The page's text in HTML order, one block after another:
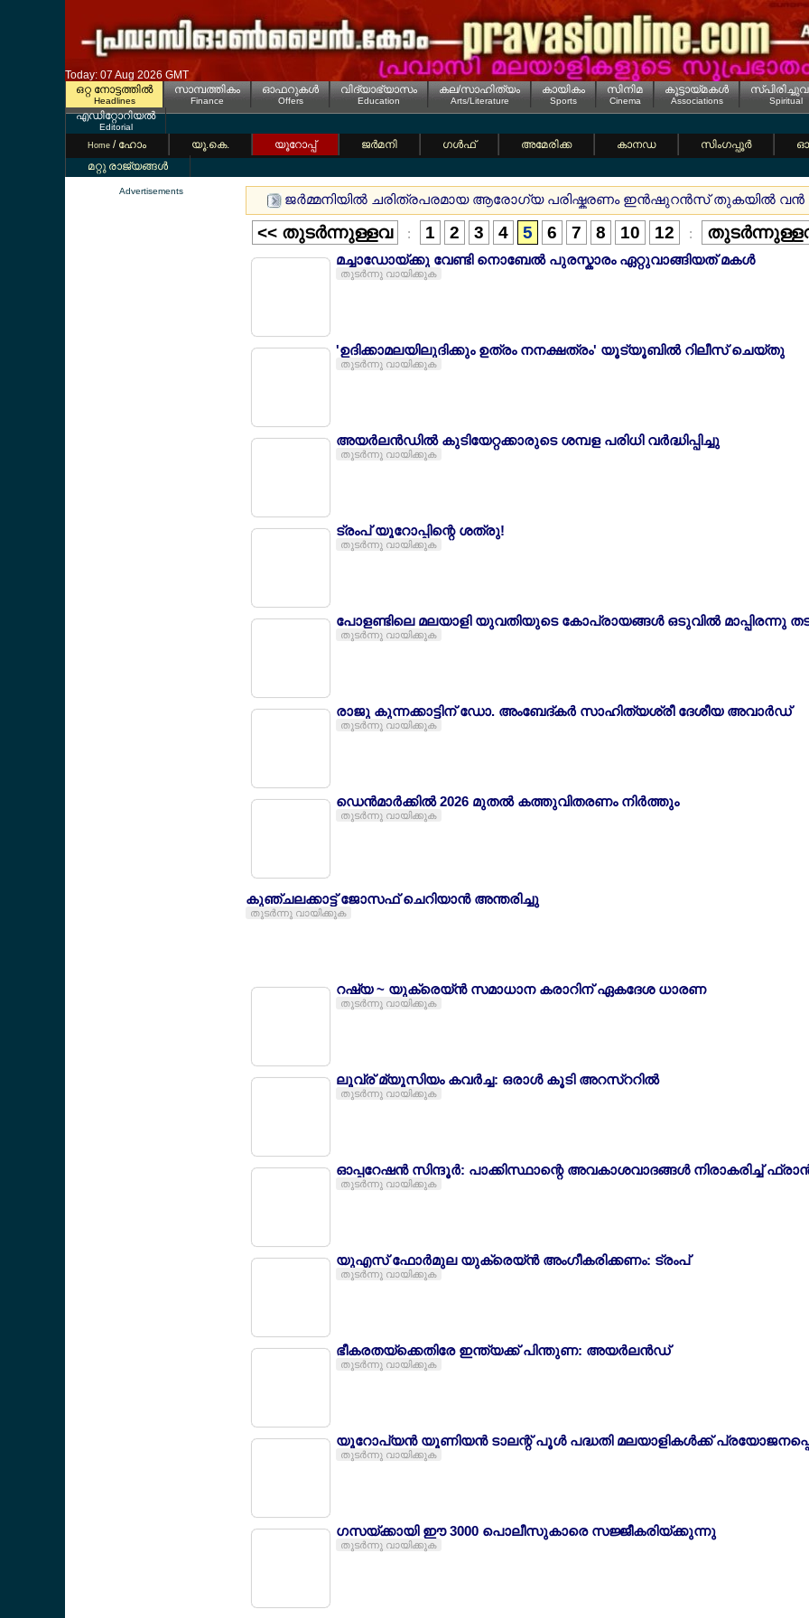
Today: 07 Aug 2026 GMT
ഒറ്റ നോട്ടത്തില്‍
Headlines
സാമ്പത്തികം
Finance
ഓഫറുകള്‍
Offers
വിദ്യാഭ്യാസം
Education
കല/സാഹിത്യം
Arts/Literature
കായികം
Sports
സിനിമ
Cinema
കൂട്ടായ്മകള്‍
Associations Spiritual
എഡിറ്റോറിയല്‍
Editorial
Home / ഹോം യൂ.കെ. യൂറോപ്പ് ജര്‍മനി ഗള്‍ഫ് അമേരിക്ക കാനഡ സിംഗപ്പൂര്‍
മറ്റു രാജ്യങ്ങള്‍
Advertisements
ജര്‍മ്മനിയില്‍ ചരിത്രപരമായ ആരോഗ്യ പരിഷ്കരണം ഇന്‍ഷുറന്‍സ് തുകയില്‍ വന്‍
<< തുടര്‍ന്നുള്ളവ : 1 2 3 4 5 6 7 8 10 12 :
മച്ചാഡോയ്ക്കു വേണ്ടി നൊബേല്‍ പുരസ്കാരം ഏറ്റുവാങ്ങിയത് മകള്‍
തുടര്‍ന്നു വായിക്കുക
'ഉദിക്കാമലയിലുദിക്കും ഉത്രം നനക്ഷത്രം' യൂട്യൂബില്‍ റിലീസ് ചെയ്തു
തുടര്‍ന്നു വായിക്കുക
അയര്‍ലന്‍ഡില്‍ കുടിയേറ്റക്കാരുടെ ശമ്പള പരിധി വര്‍ദ്ധിപ്പിച്ചു
തുടര്‍ന്നു വായിക്കുക
ട്രംപ് യൂറോപ്പിന്റെ ശത്രു!
തുടര്‍ന്നു വായിക്കുക
പോളണ്ടിലെ മലയാളി യുവതിയുടെ കോപ്രായങ്ങള്‍ ഒടുവില്‍ മാപ്പിരന്നു
തുടര്‍ന്നു വായിക്കുക
രാജു കുന്നക്കാട്ടിന് ഡോ. അംബേദ്കര്‍ സാഹിത്യശ്രീ ദേശീയ അവാര്‍ഡ്
തുടര്‍ന്നു വായിക്കുക
ഡെന്‍മാര്‍ക്കില്‍ 2026 മുതല്‍ കത്തുവിതരണം നിര്‍ത്തും
തുടര്‍ന്നു വായിക്കുക
കുഞ്ചലക്കാട്ട് ജോസഫ് ചെറിയാന്‍ അന്തരിച്ചു
തുടര്‍ന്നു വായിക്കുക
റഷ്യ ~ യുക്രെയ്ന്‍ സമാധാന കരാറിന് ഏകദേശ ധാരണ
തുടര്‍ന്നു വായിക്കുക
ലൂവ്ര് മ്യൂസിയം കവര്‍ച്ച: ഒരാള്‍ കൂടി അറസ്ററില്‍
തുടര്‍ന്നു വായിക്കുക
ഓപ്പറേഷന്‍ സിന്ദൂര്‍: പാക്കിസ്ഥാന്റെ അവകാശവാദങ്ങള്‍ നിരാകരിച്ച്
തുടര്‍ന്നു വായിക്കുക
യുഎസ് ഫോര്‍മുല യുക്രെയ്ന്‍ അംഗീകരിക്കണം: ട്രംപ്
തുടര്‍ന്നു വായിക്കുക
ഭീകരതയ്ക്കെതിരേ ഇന്ത്യക്ക് പിന്തുണ: അയര്‍ലന്‍ഡ്
തുടര്‍ന്നു വായിക്കുക
യൂറോപ്യന്‍ യൂണിയന്‍ ടാലന്റ് പൂള്‍ പദ്ധതി മലയാളികള്‍ക്ക്
തുടര്‍ന്നു വായിക്കുക
ഗസയ്ക്കായി ഈ 3000 പൊലീസുകാരെ സജ്ജീകരിയ്ക്കുന്നു
തുടര്‍ന്നു വായിക്കുക